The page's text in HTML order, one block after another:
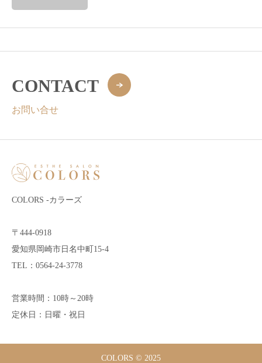
CONTACT
お問い合せ
COLORS -カラーズ
〒444-0918
愛知県岡崎市日名中町15-4
TEL：0564-24-3778
営業時間：10時～20時
定休日：日曜・祝日
COLORS © 2025